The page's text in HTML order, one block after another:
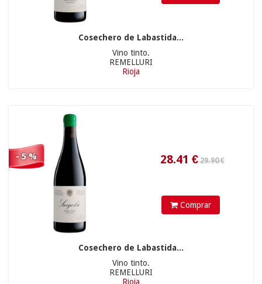
Cosechero de Labastida...
Vino tinto.
REMELLURI
Rioja
- 5 %
Comprar
Cosechero de Labastida...
Vino tinto.
REMELLURI
Rioja